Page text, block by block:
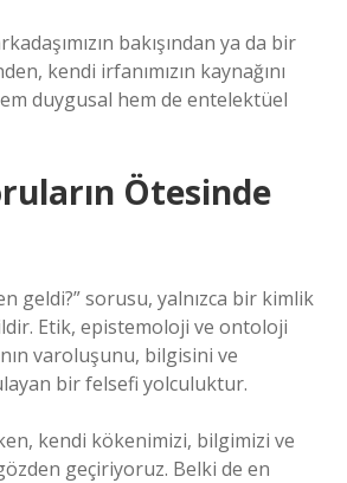
bakışından ya da bir
kendi irfanımızın kaynağını
duygusal hem de entelektüel
Ötesinde
geldi?” sorusu, yalnızca bir kimlik
Etik, epistemoloji ve ontoloji
varoluşunu, bilgisini ve
bir felsefi yolculuktur.
kendi kökenimizi, bilgimizi ve
geçiriyoruz. Belki de en